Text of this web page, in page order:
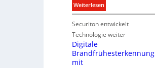
y
d
Weiterlesen:
N
e
u
r
Securiton entwickelt
Technologie weiter
Digitale
Brandfrühesterkennung
mit